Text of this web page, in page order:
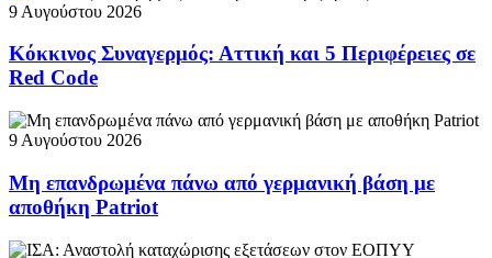
9 Αυγούστου 2026
Κόκκινος Συναγερμός: Αττική και 5 Περιφέρειες σε
Red Code
9 Αυγούστου 2026
Μη επανδρωμένα πάνω από γερμανική βάση με
αποθήκη Patriot